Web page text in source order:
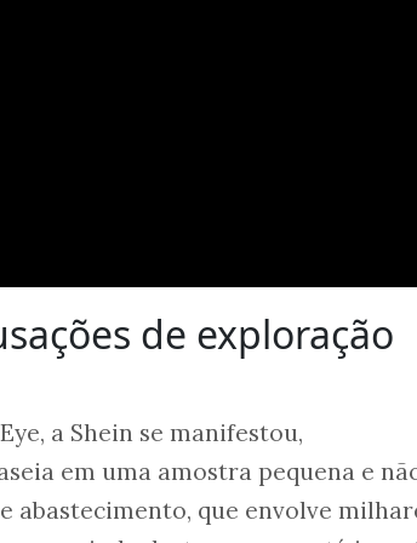
dos escritórios
empreendedor?"
de